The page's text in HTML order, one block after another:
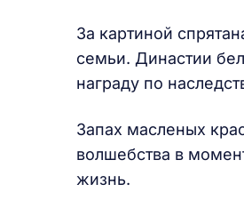
За картиной
семьи. Династии
награду по
Запах масленых
волшебства в
жизнь.